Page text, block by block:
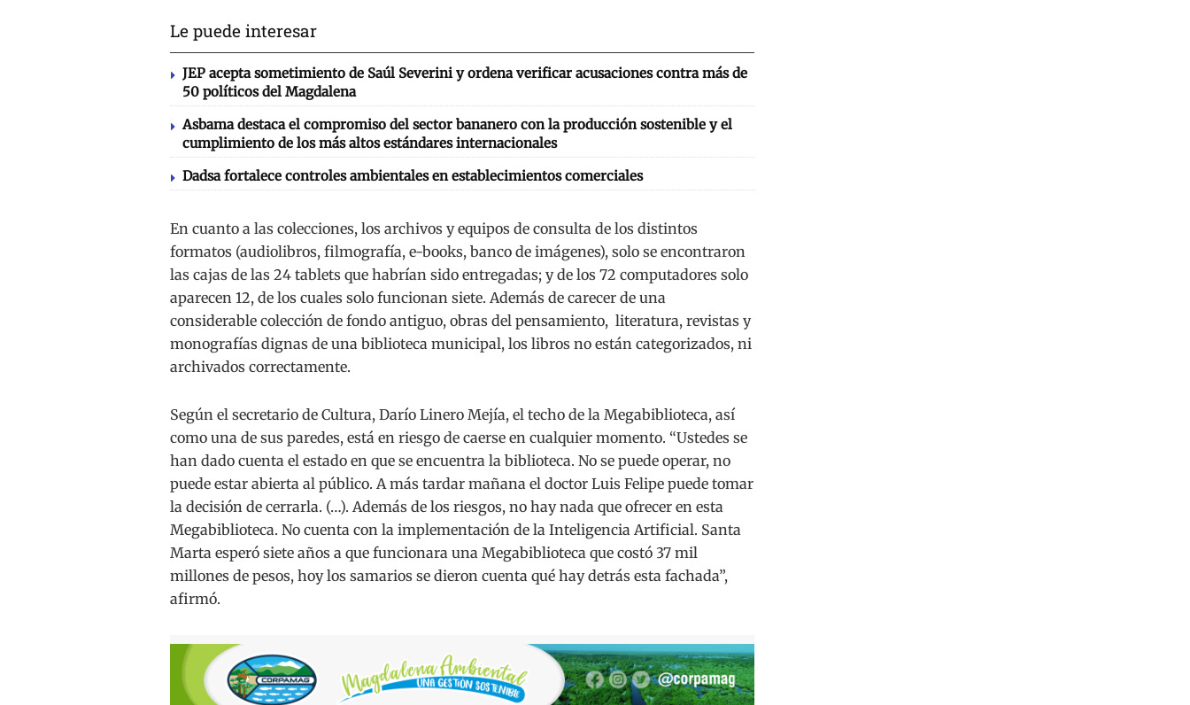
Le puede interesar
JEP acepta sometimiento de Saúl Severini y ordena verificar acusaciones contra más de
50 políticos del Magdalena
Asbama destaca el compromiso del sector bananero con la producción sostenible y el
cumplimiento de los más altos estándares internacionales
Dadsa fortalece controles ambientales en establecimientos comerciales
En cuanto a las colecciones, los archivos y equipos de consulta de los distintos
formatos (audiolibros, filmografía, e-books, banco de imágenes), solo se encontraron
las cajas de las 24 tablets que habrían sido entregadas; y de los 72 computadores solo
aparecen 12, de los cuales solo funcionan siete. Además de carecer de una
considerable colección de fondo antiguo, obras del pensamiento, literatura, revistas y
monografías dignas de una biblioteca municipal, los libros no están categorizados, ni
archivados correctamente.
Según el secretario de Cultura, Darío Linero Mejía, el techo de la Megabiblioteca, así
como una de sus paredes, está en riesgo de caerse en cualquier momento. “Ustedes se
han dado cuenta el estado en que se encuentra la biblioteca. No se puede operar, no
puede estar abierta al público. A más tardar mañana el doctor Luis Felipe puede tomar
la decisión de cerrarla. (…). Además de los riesgos, no hay nada que ofrecer en esta
Megabiblioteca. No cuenta con la implementación de la Inteligencia Artificial. Santa
Marta esperó siete años a que funcionara una Megabiblioteca que costó 37 mil
millones de pesos, hoy los samarios se dieron cuenta qué hay detrás esta fachada”,
afirmó.